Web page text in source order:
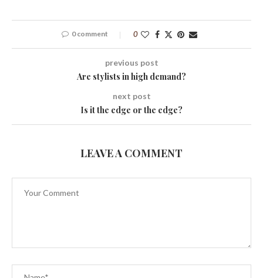
0 comment 0
previous post
Are stylists in high demand?
next post
Is it the edge or the edge?
LEAVE A COMMENT